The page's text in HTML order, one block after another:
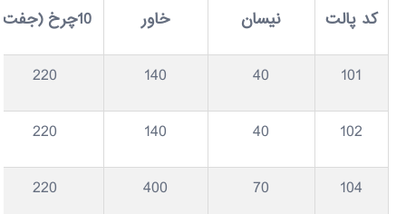
کد پالت نیسان خاور 10چرخ (جفت)
101
40
140
220
102
40
140
220
104
70
400
220